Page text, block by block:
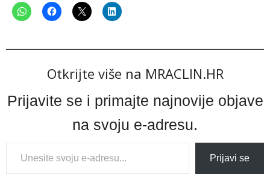
Otkrijte više na MRACLIN.HR
Prijavite se i primajte najnovije objave
na svoju e-adresu.
Type
your
Prijavi se